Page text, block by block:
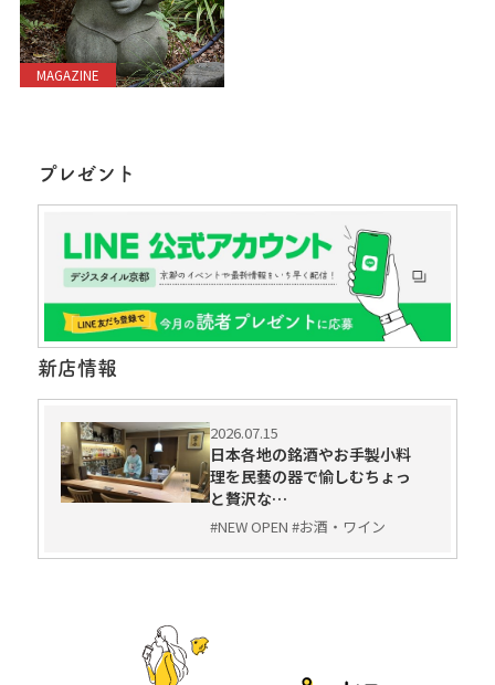
MAGAZINE
プレゼント
新店情報
2026.07.15
日本各地の銘酒やお手製小料
理を民藝の器で愉しむちょっ
と贅沢な…
#NEW OPEN #お酒・ワイン